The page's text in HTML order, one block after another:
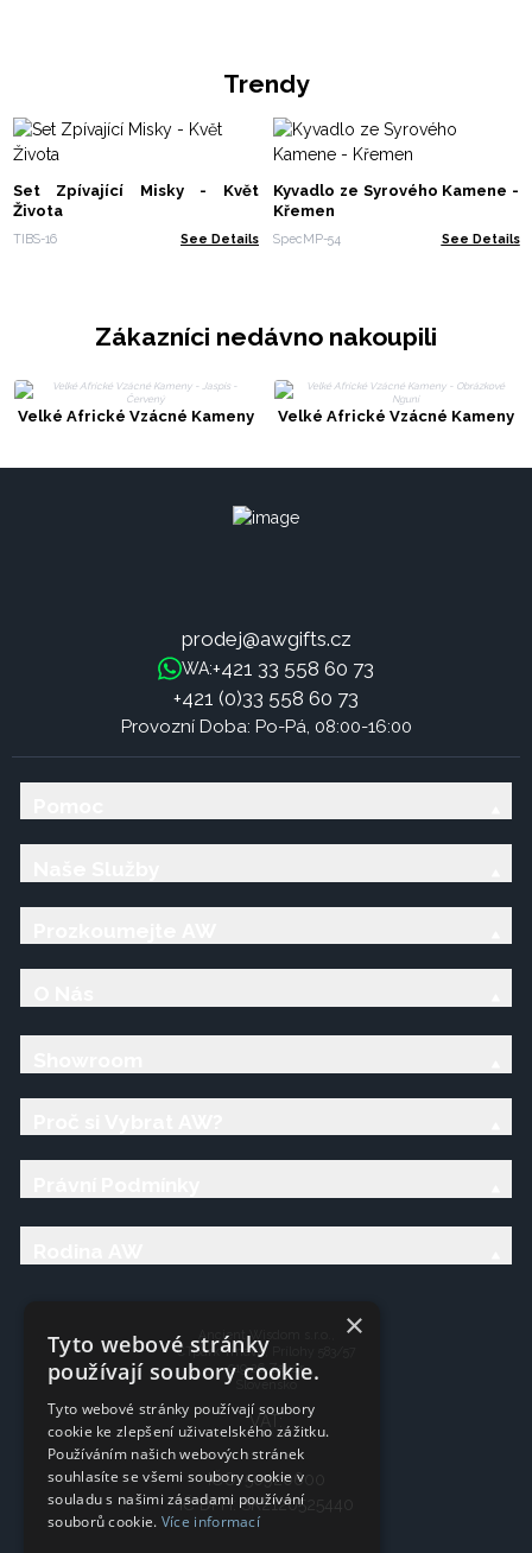
Trendy
Set Zpívající Misky - Květ
Života
TIBS-16 See Details
Kyvadlo ze Syrového Kamene -
Křemen
SpecMP-54 See Details
Zákazníci nedávno nakoupili
Velké Africké Vzácné Kameny
Velké Africké Vzácné Kameny
prodej@awgifts.cz
WA:+421 33 558 60 73
+421 (0)33 558 60 73
Provozní Doba: Po-Pá, 08:00-16:00
Ancient Wisdom s.r.o.,
CTpark Trnava, Prílohy 583/57
919 26 Zavar
VAT:
IČO: 50920600
IČ DPH: SK2120525440
×
Tyto webové stránky
používají soubory cookie.
Tyto webové stránky používají soubory
cookie ke zlepšení uživatelského zážitku.
Používáním našich webových stránek
souhlasíte se všemi soubory cookie v
souladu s našimi zásadami používání
souborů cookie. Více informací